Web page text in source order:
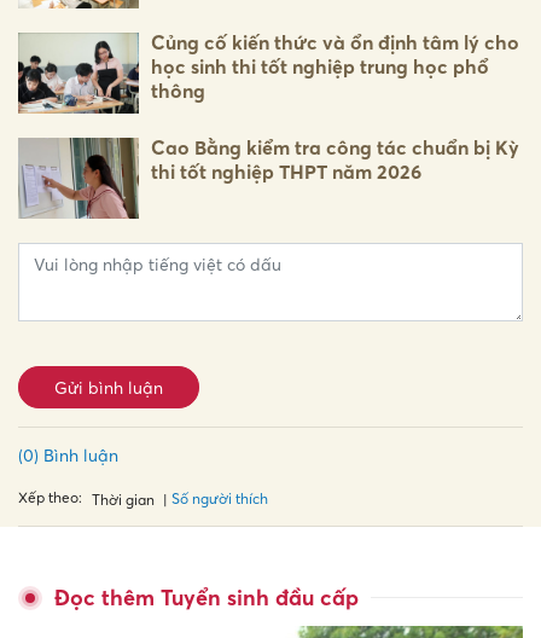
Củng cố kiến thức và ổn định tâm lý cho
học sinh thi tốt nghiệp trung học phổ
thông
Cao Bằng kiểm tra công tác chuẩn bị Kỳ
thi tốt nghiệp THPT năm 2026
Gửi bình luận
(0) Bình luận
Xếp theo: Thời gian Số người thích
Đọc thêm Tuyển sinh đầu cấp